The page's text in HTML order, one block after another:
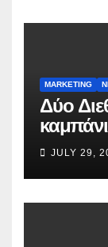
MARKETING
Δύο
FOOH
JULY 29,